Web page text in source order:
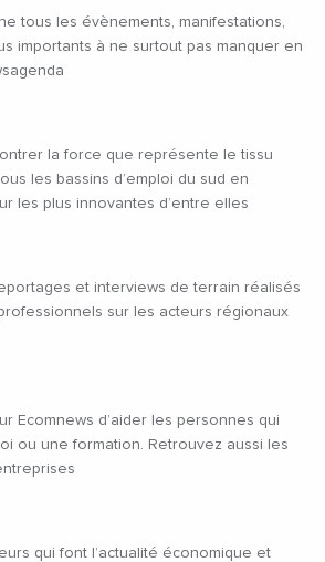
tous les évènements, manifestations,
importants à ne surtout pas manquer en
la force que représente le tissu
les bassins d’emploi du sud en
les plus innovantes d’entre elles
et interviews de terrain réalisés
sur les acteurs régionaux
Ecomnews d’aider les personnes qui
ou une formation. Retrouvez aussi les
qui font l’actualité économique et